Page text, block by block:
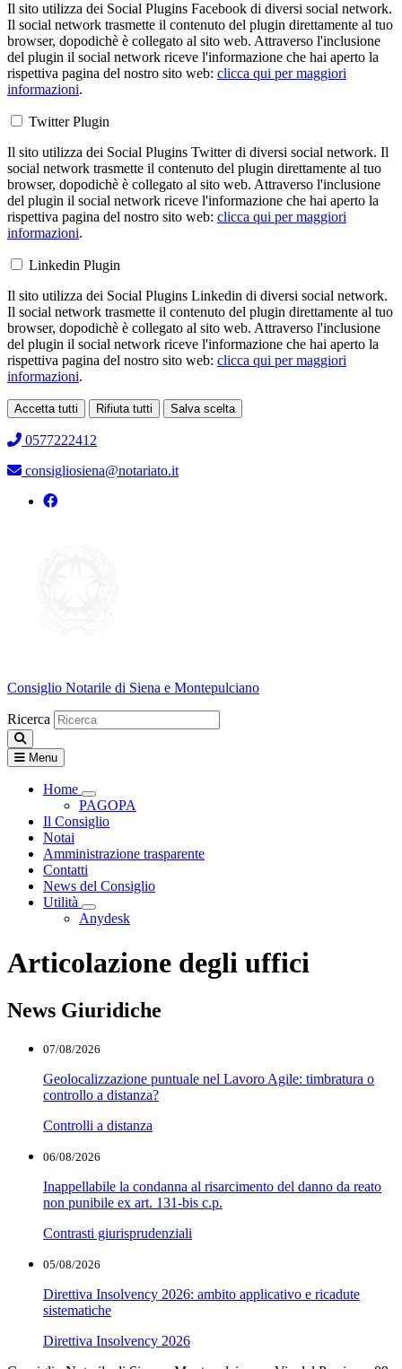
Il sito utilizza dei Social Plugins Facebook di diversi social network.
Il social network trasmette il contenuto del plugin direttamente al tuo
browser, dopodichè è collegato al sito web. Attraverso l'inclusione
del plugin il social network riceve l'informazione che hai aperto la
rispettiva pagina del nostro sito web: clicca qui per maggiori
informazioni.
Twitter Plugin
Il sito utilizza dei Social Plugins Twitter di diversi social network. Il
social network trasmette il contenuto del plugin direttamente al tuo
browser, dopodichè è collegato al sito web. Attraverso l'inclusione
del plugin il social network riceve l'informazione che hai aperto la
rispettiva pagina del nostro sito web: clicca qui per maggiori
informazioni.
Linkedin Plugin
Il sito utilizza dei Social Plugins Linkedin di diversi social network.
Il social network trasmette il contenuto del plugin direttamente al tuo
browser, dopodichè è collegato al sito web. Attraverso l'inclusione
del plugin il social network riceve l'informazione che hai aperto la
rispettiva pagina del nostro sito web: clicca qui per maggiori
informazioni.
Accetta tutti Rifiuta tutti Salva scelta
0577222412
consigliosiena@notariato.it
Consiglio Notarile di Siena e Montepulciano
Ricerca
Menu
Home
Visualizza menù di secondo livello
PAGOPA
Il Consiglio
Notai
Amministrazione trasparente
Contatti
News del Consiglio
Utilità
Visualizza menù di secondo livello
Anydesk
Articolazione degli uffici
News Giuridiche
07/08/2026
Geolocalizzazione puntuale nel Lavoro Agile: timbratura o
controllo a distanza?
Controlli a distanza
06/08/2026
Inappellabile la condanna al risarcimento del danno da reato
non punibile ex art. 131-bis c.p.
Contrasti giurisprudenziali
05/08/2026
Direttiva Insolvency 2026: ambito applicativo e ricadute
sistematiche
Direttiva Insolvency 2026